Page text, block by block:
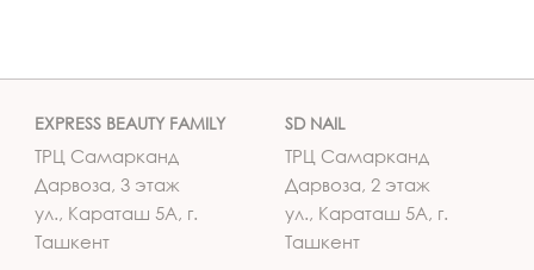
EXPRESS BEAUTY FAMILY
ТРЦ Самарканд
Дарвоза, 3 этаж
ул., Караташ 5А, г.
Ташкент
SD NAIL
ТРЦ Самарканд
Дарвоза, 2 этаж
ул., Караташ 5А, г.
Ташкент